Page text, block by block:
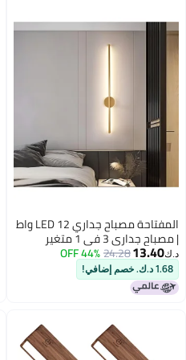
المفتاحة مصباح جداري LED 12 واط
| مصباح جداري 3 في 1 متغير
الألوان | ديكور جداري فاخر باللون
إضاءة داخلية عصرية لغرفة
المعيشة وغرفة النوم والردهة
د.ك‏13.40
24.28
44% OFF
1.68 د.ك. خصم إضافي!